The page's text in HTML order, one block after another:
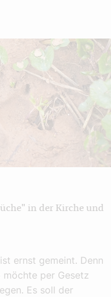
in der Kirche und
ernst gemeint. Denn
per Gesetz
Es soll der